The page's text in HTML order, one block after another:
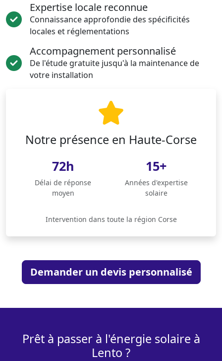
Expertise locale reconnue
Connaissance approfondie des spécificités
locales et réglementations
Accompagnement personnalisé
De l'étude gratuite jusqu'à la maintenance de
votre installation
Notre présence en Haute-Corse
72h
Délai de réponse
moyen
15+
Années d'expertise
solaire
Intervention dans toute la région Corse
Demander un devis personnalisé
Prêt à passer à l'énergie solaire à
Lento ?